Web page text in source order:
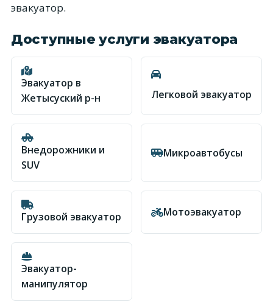
эвакуатор.
Доступные услуги эвакуатора
Эвакуатор в
Жетысуский р-н
Легковой эвакуатор
Внедорожники и
SUV
Микроавтобусы
Грузовой эвакуатор Мотоэвакуатор
Эвакуатор-
манипулятор